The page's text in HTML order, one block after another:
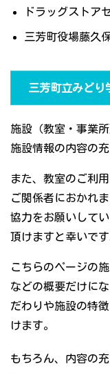
ドラッグストア
三芳町役場藤久
三芳町立みどり
施設（教室・事業
施設情報の内容の
また、教室のご利
ご関係者におかれ
協力をお願いして
頂けますと幸いです
こちらのページの
などの概要だけに
だわりや施設の特
けます。
もちろん、内容の充